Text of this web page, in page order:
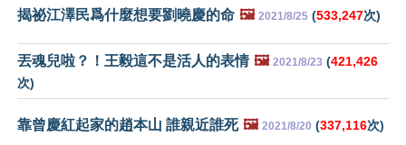
揭祕江澤民爲什麼想要劉曉慶的命 🖼️ 2021/8/25 (533,247次)
丟魂兒啦？！王毅這不是活人的表情 🖼️ 2021/8/23 (421,426
次)
靠曾慶紅起家的趙本山 誰親近誰死 🖼️ 2021/8/20 (337,116次)